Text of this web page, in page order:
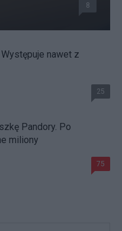
8
nawet z
25
Pandory. Po
miliony
75